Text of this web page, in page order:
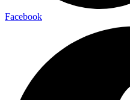
Facebook